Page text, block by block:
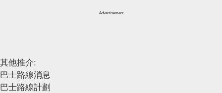
Advertisement
其他推介:
巴士路線消息
巴士路線計劃